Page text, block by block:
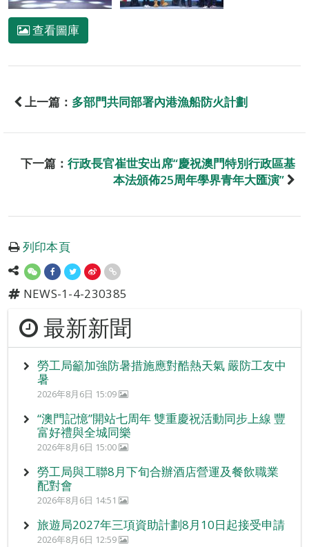
查看圖庫
上一篇： 多部門共同部署內港漁船防火計劃
下一篇： 行政長官崔世安出席“慶祝澳門特別行政區基
本法頒佈25周年學界青年大匯演”
列印本頁
NEWS-1-4-230385
最新新聞
勞工局籲加強防暑措施應對酷熱天氣 嚴防工友中
暑
2026年8月6日 15:09
“澳門記憶”開站七周年 雙重慶祝活動同步上線 豐
富好禮與全城同樂
2026年8月6日 15:00
勞工局與工聯8月下旬合辦酒店營運及餐飲職業
配對會
2026年8月6日 14:51
旅遊局2027年三項資助計劃8月10日起接受申請
2026年8月6日 12:59